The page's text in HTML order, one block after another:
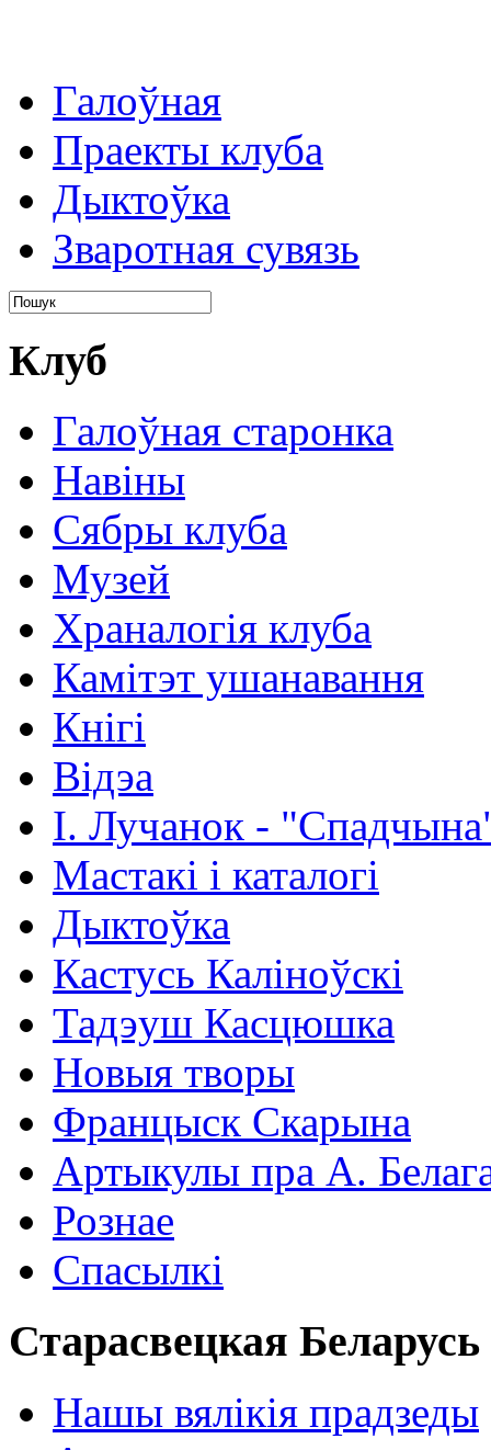
Галоўная
Праекты клуба
Дыктоўка
Зваротная сувязь
Клуб
Галоўная старонка
Навіны
Сябры клуба
Музей
Храналогія клуба
Камітэт ушанавання
Кнігі
Відэа
І. Лучанок -
Мастакі i каталогi
Дыктоўка
Кастусь Каліноўскі
Тадэуш Касцюшка
Новыя творы
Францыск Скарына
Артыкулы пра А.
Рознае
Спасылкі
Старасвецкая Беларусь
Нашы вялікія прадзеды